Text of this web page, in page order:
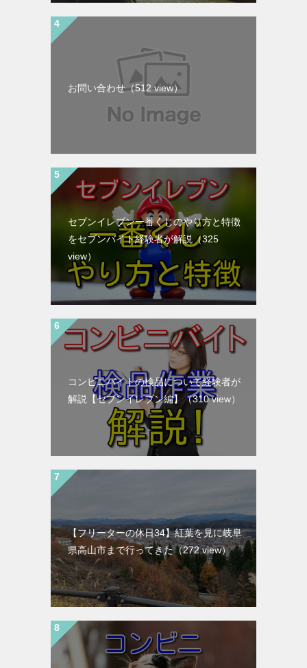
お問い合わせ（512 view）
セブンイレブン一番くじのやり方と特徴
をセブンバイト経験者が解説 （325
view）
コンビニバイトの検品について経験者が
解説【セブンイレブン編】
（310 view）
【フリーターの休日34】紅葉を見に岐阜
県高山市まで行ってきた（272 view）